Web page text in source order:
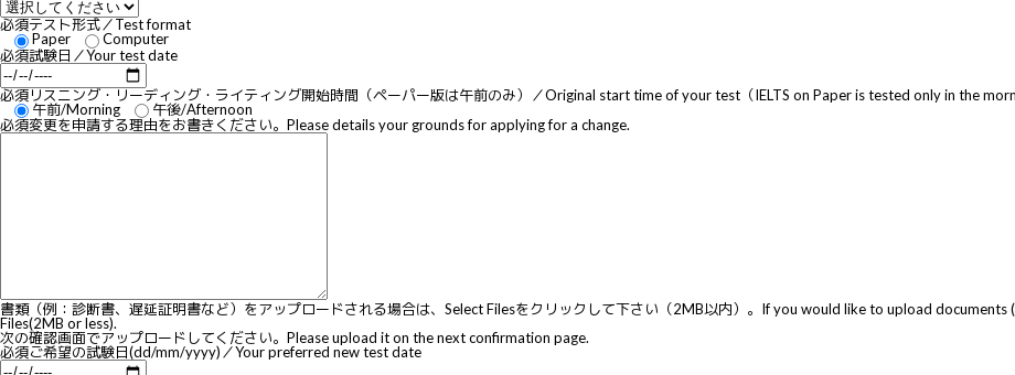
必須テスト形式／Test format
Paper
Computer
必須試験日／Your test date
必須リスニング・リーディング・ライティング開始時間（ペーパー版は午前のみ）／Original start time of your test（IELTS on Paper is tested only in the
午前/Morning
午後/Afternoon
必須変更を申請する理由をお書きください。Please details your grounds for applying for a change.
書類（例：診断書、遅延証明書など）をアップロードされる場合は、Select Filesをクリックして下さい（2MB以内）。If you would like to upload
Files(2MB or less).
次の確認画面でアップロードしてください。Please upload it on the next confirmation page.
必須ご希望の試験日(dd/mm/yyyy)／Your preferred new test date